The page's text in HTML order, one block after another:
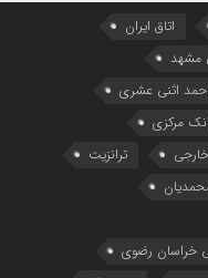
اتاق ایران
مشهد
احمد اثنی عشری
مرکزی
ترانزیت
خراسان رضوی